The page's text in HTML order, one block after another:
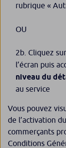
rubrique «
OU
2b. Cliquez sur
l’écran puis
niveau du
au service
Vous pouvez
de l’activation
commerçants
Conditions